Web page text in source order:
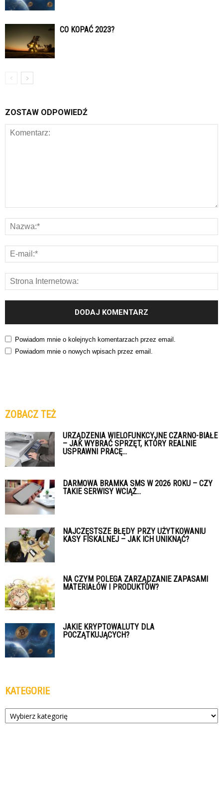
CO KOPAĆ 2023?
ZOSTAW ODPOWIEDŹ
Powiadom mnie o kolejnych komentarzach przez email.
Powiadom mnie o nowych wpisach przez email.
ZOBACZ TEŻ
URZĄDZENIA WIELOFUNKCYJNE CZARNO-BIAŁE
– JAK WYBRAĆ SPRZĘT, KTÓRY REALNIE
USPRAWNI PRACĘ...
DARMOWA BRAMKA SMS W 2026 ROKU – CZY
TAKIE SERWISY WCIĄŻ...
NAJCZĘSTSZE BŁĘDY PRZY UŻYTKOWANIU
KASY FISKALNEJ – JAK ICH UNIKNĄĆ?
NA CZYM POLEGA ZARZĄDZANIE ZAPASAMI
MATERIAŁÓW I PRODUKTÓW?
JAKIE KRYPTOWALUTY DLA
POCZĄTKUJĄCYCH?
KATEGORIE
Kategorie